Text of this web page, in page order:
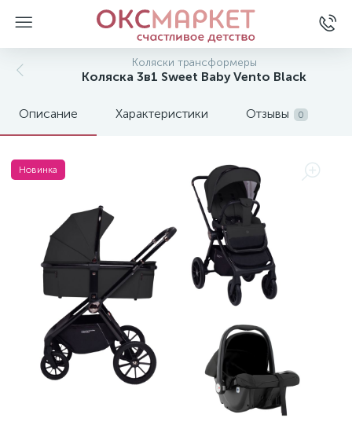
Коляски трансформеры
Коляска 3в1 Sweet Baby Vento Black
Описание Характеристики Отзывы 0
Новинка